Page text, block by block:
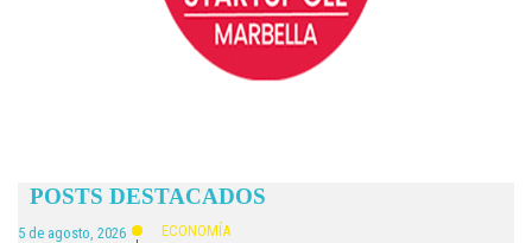
POSTS DESTACADOS
5 de agosto, 2026 ECONOMÍA